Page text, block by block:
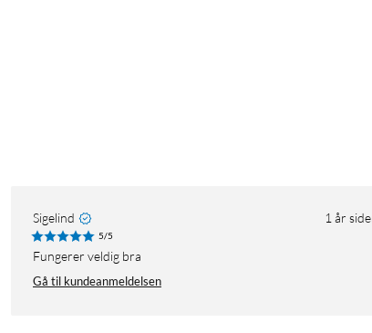
Sigelind 1 år
5/5
Fungerer veldig bra
Gå til kundeanmeldelsen